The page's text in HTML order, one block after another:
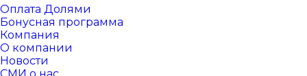
Оплата Долями
Бонусная программа
Компания
О компании
Новости